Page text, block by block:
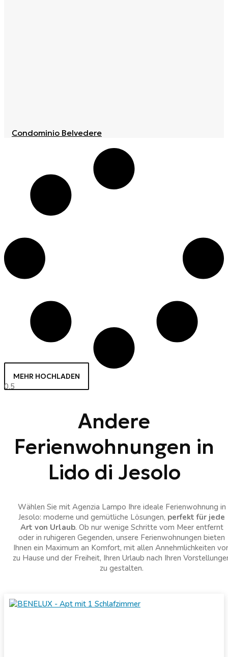
Condominio Belvedere
MEHR HOCHLADEN
Andere
Ferienwohnungen in
Lido di Jesolo
Wählen Sie mit Agenzia Lampo Ihre ideale Ferienwohnung in
Jesolo: moderne und gemütliche Lösungen, perfekt für jede
Art von Urlaub. Ob nur wenige Schritte vom Meer entfernt
oder in ruhigeren Gegenden, unsere Ferienwohnungen bieten
Ihnen ein Maximum an Komfort, mit allen Annehmlichkeiten
zu Hause und der Freiheit, Ihren Urlaub nach Ihren
zu gestalten.